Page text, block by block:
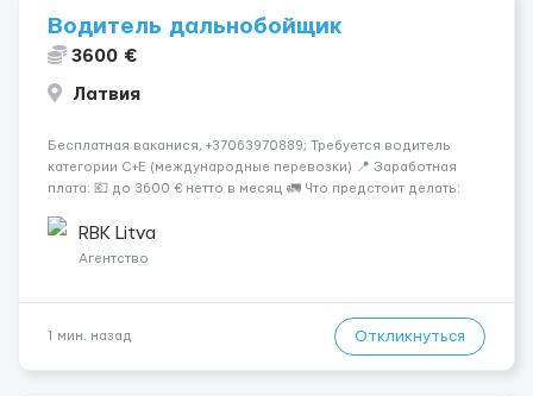
Водитель дальнобойщик
3600 €
Латвия
Бесплатная ваканися, +37063970889; Требуется водитель
категории C+E (международные перевозки) 📍 Заработная
плата: 💶 до 3600 € нетто в месяц 🚛 Что предстоит делать:
среднем 400–500 км в день. Погр...
RBK Litva
Агентство
1 мин. назад Откликнуться